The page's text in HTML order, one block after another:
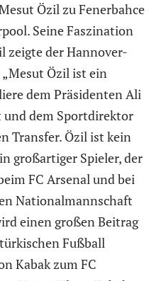
Özil zu Fenerbahce
Seine Faszination
zeigte der Hannover-
Özil ist ein
dem Präsidenten Ali
und dem Sportdirektor
Transfer. Özil ist kein
großartiger Spieler, der
FC Arsenal und bei
Nationalmannschaft
einen großen Beitrag
Fußball
Kabak zum FC